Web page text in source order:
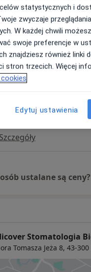
stomatologiczna
Szczegóły
ustalane są ceny?
Stomatologia
Tomasza Jeża 8, 43-300
statystycznych i
zwyczaje
W każdej chwili
swoje preferencje w
znajdziesz również linki
stron trzecich. Więcej
Edytuj ustawienia